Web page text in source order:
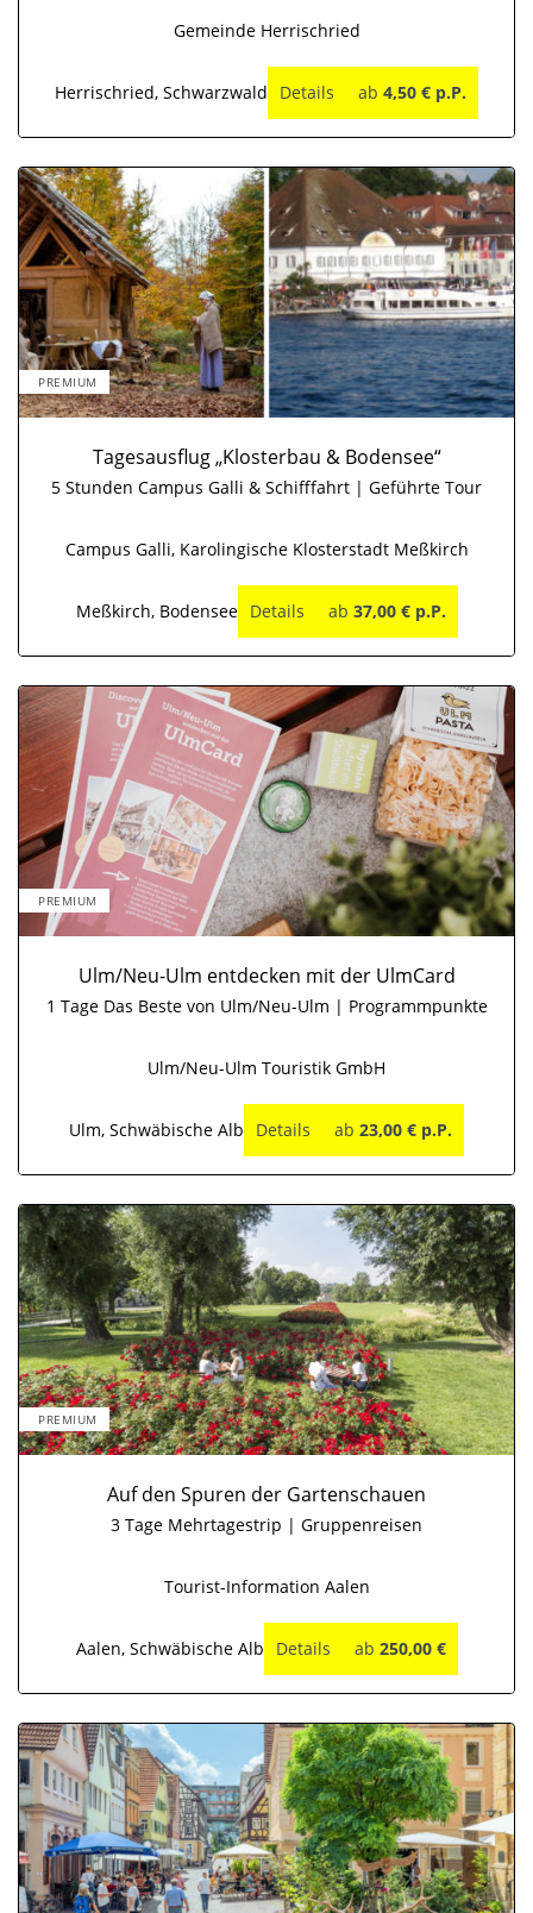
Gemeinde Herrischried
Herrischried, Schwarzwald Details ab 4,50 € p.P.
PREMIUM
Tagesausflug „Klosterbau & Bodensee“
5 Stunden Campus Galli & Schifffahrt | Geführte Tour
Campus Galli, Karolingische Klosterstadt Meßkirch
Meßkirch, Bodensee Details ab 37,00 € p.P.
PREMIUM
Ulm/Neu-Ulm entdecken mit der UlmCard
1 Tage Das Beste von Ulm/Neu-Ulm | Programmpunkte
Ulm/Neu-Ulm Touristik GmbH
Ulm, Schwäbische Alb Details ab 23,00 € p.P.
PREMIUM
Auf den Spuren der Gartenschauen
3 Tage Mehrtagestrip | Gruppenreisen
Tourist-Information Aalen
Aalen, Schwäbische Alb Details ab 250,00 €